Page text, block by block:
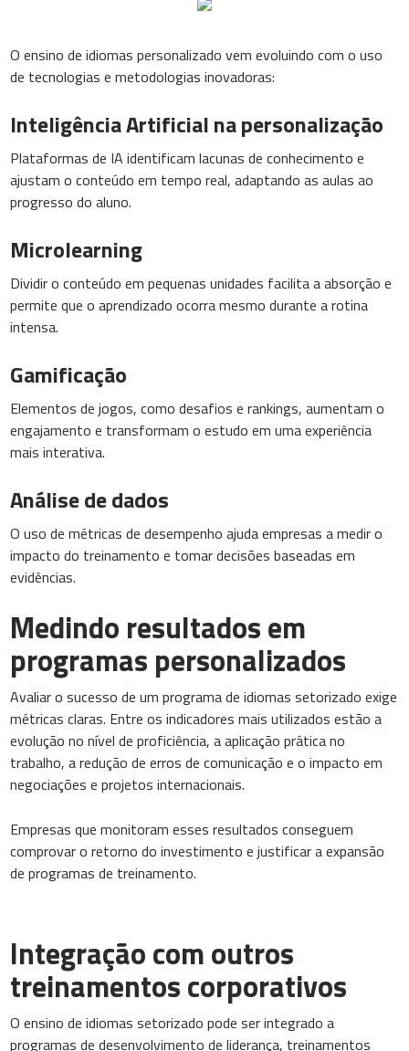
O ensino de idiomas personalizado vem evoluindo com o uso
de tecnologias e metodologias inovadoras:
Inteligência Artificial na personalização
Plataformas de IA identificam lacunas de conhecimento e
ajustam o conteúdo em tempo real, adaptando as aulas ao
progresso do aluno.
Microlearning
Dividir o conteúdo em pequenas unidades facilita a absorção e
permite que o aprendizado ocorra mesmo durante a rotina
intensa.
Gamificação
Elementos de jogos, como desafios e rankings, aumentam o
engajamento e transformam o estudo em uma experiência
mais interativa.
Análise de dados
O uso de métricas de desempenho ajuda empresas a medir o
impacto do treinamento e tomar decisões baseadas em
evidências.
Medindo resultados em
programas personalizados
Avaliar o sucesso de um programa de idiomas setorizado exige
métricas claras. Entre os indicadores mais utilizados estão a
evolução no nível de proficiência, a aplicação prática no
trabalho, a redução de erros de comunicação e o impacto em
negociações e projetos internacionais.
Empresas que monitoram esses resultados conseguem
comprovar o retorno do investimento e justificar a expansão
de programas de treinamento.
Integração com outros
treinamentos corporativos
O ensino de idiomas setorizado pode ser integrado a
programas de desenvolvimento de liderança, treinamentos